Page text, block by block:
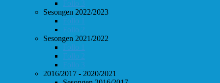
Follo 3
Sesongen 2022/2023
Follo 1
Follo 2
Sesongen 2021/2022
Follo 1
Follo 2
Follo 3
2016/2017 - 2020/2021